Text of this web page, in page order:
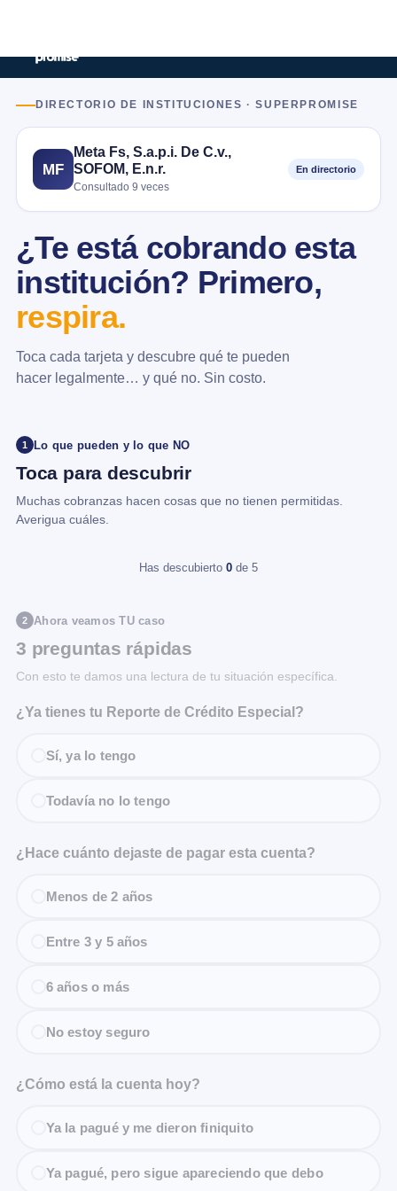
DIRECTORIO DE INSTITUCIONES · SUPERPROMISE
MF
Meta Fs, S.a.p.i. De C.v.,
SOFOM, E.n.r.
Consultado 9 veces
En directorio
¿Te está cobrando esta
institución? Primero,
respira.
Toca cada tarjeta y descubre qué te pueden
hacer legalmente… y qué no. Sin costo.
1 Lo que pueden y lo que NO
Toca para descubrir
Muchas cobranzas hacen cosas que no tienen permitidas.
Averigua cuáles.
Has descubierto 0 de 5
2 Ahora veamos TU caso
3 preguntas rápidas
Con esto te damos una lectura de tu situación específica.
¿Ya tienes tu Reporte de Crédito Especial?
Sí, ya lo tengo
Todavía no lo tengo
¿Hace cuánto dejaste de pagar esta cuenta?
Menos de 2 años
Entre 3 y 5 años
6 años o más
No estoy seguro
¿Cómo está la cuenta hoy?
Ya la pagué y me dieron finiquito
Ya pagué, pero sigue apareciendo que debo